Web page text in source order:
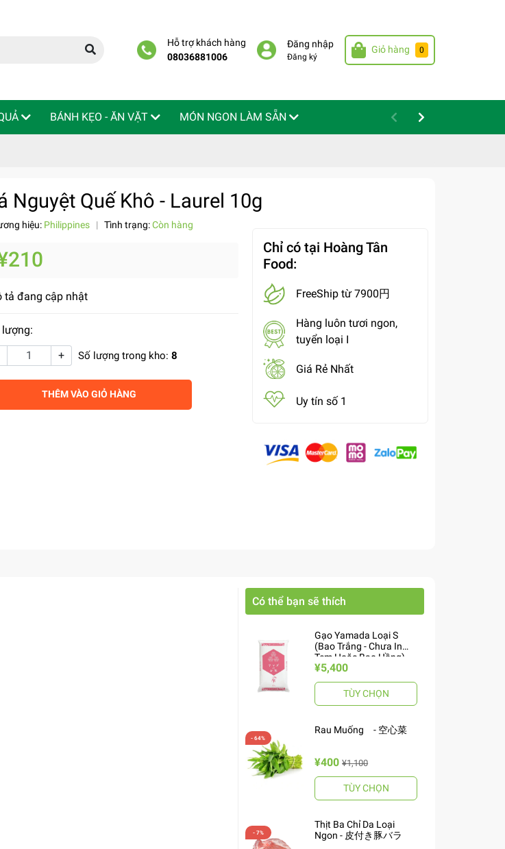
Hỗ trợ khách hàng
08036881006
Đăng nhập
Đăng ký
Giỏ hàng 0
BÁNH KẸO - ĂN VẶT MÓN NGON LÀM SẴN
Nguyệt Quế Khô - Laurel 10g
hiệu: Philippines | Tình trạng:Còn hàng
tả đang cập nhật
lượng:
+ Số lượng trong kho: 8
THÊM VÀO GIỎ HÀNG
Chỉ có tại Hoàng Tân
Food:
FreeShip từ 7900円
Hàng luôn tươi ngon,
tuyển loại I
Giá Rẻ Nhất
Uy tín số 1
Có thể bạn sẽ thích
Gạo Yamada Loại S
(Bao Trắng - Chưa In
Tem Hoặc Bao Hồng)
10kg ヤマダお米 S
¥5,400
TÙY CHỌN
Rau Muống - 空心菜
¥400 ¥1,100
TÙY CHỌN
Thịt Ba Chỉ Da Loại
Ngon - 皮付き豚バラ